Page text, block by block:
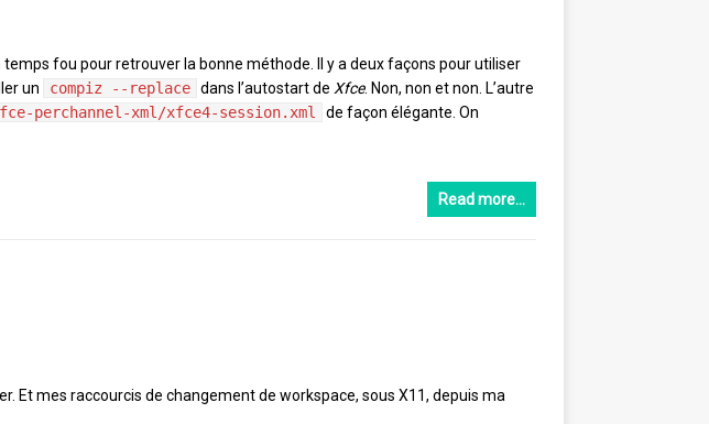
fou pour retrouver la bonne méthode. Il y a deux façons pour utiliser
un compiz --replace dans l’autostart de Xfce. Non, non et non. L’autre
perchannel-xml/xfce4-session.xml
de façon élégante. On
Read more…
Et mes raccourcis de changement de workspace, sous X11, depuis ma